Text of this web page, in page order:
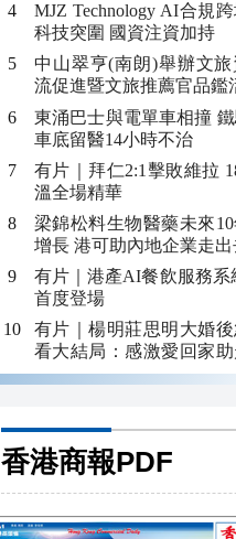
MJZ Technology AI合規
科技突圍 國資注資加持
中山翠亨(南朗)舉辦文旅
流促進暨文旅推薦官品鑑
東涌巴士與電單車相撞
車底留醫14小時不治
有片｜拜仁2:1擊敗維拉 180秒重
溫全場精華
梁錦松料生物醫藥未來
增長 港可助內地企業走出
有片｜港產AI餐飲服務系
首度登場
有片｜楊明莊思明大婚
看大結局：感激愛回家
谷 不捨大家庭
香港商報PDF